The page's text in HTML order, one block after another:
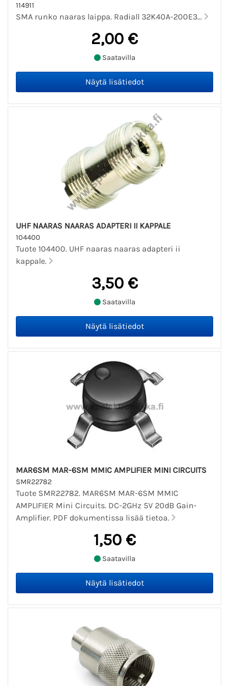
114911
SMA runko naaras laippa. Radiall 32K40A-200E3...
2,00 €
Saatavilla
UHF NAARAS NAARAS ADAPTERI II KAPPALE
104400
Tuote 104400. UHF naaras naaras adapteri ii
kappale.
3,50 €
Saatavilla
MAR6SM MAR-6SM MMIC AMPLIFIER MINI CIRCUITS
SMR22782
Tuote SMR22782. MAR6SM MAR-6SM MMIC
AMPLIFIER Mini Circuits. DC-2GHz 5V 20dB Gain-
Amplifier. PDF dokumentissa lisää tietoa.
1,50 €
Saatavilla